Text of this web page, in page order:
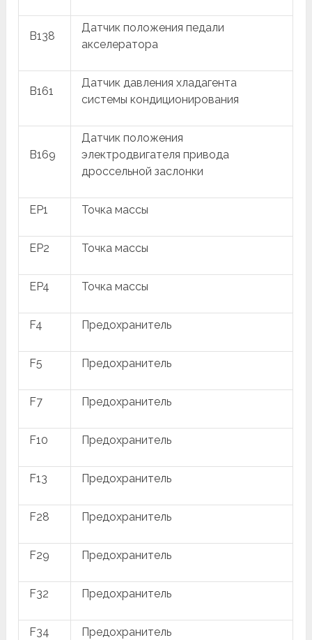
B138
Датчик положения педали
акселератора
B161
Датчик давления хладагента
системы кондиционирования
B169
Датчик положения
электродвигателя привода
дроссельной заслонки
EP1 Точка массы
EP2 Точка массы
EP4 Точка массы
F4 Предохранитель
F5 Предохранитель
F7 Предохранитель
F10 Предохранитель
F13 Предохранитель
F28 Предохранитель
F29 Предохранитель
F32 Предохранитель
F34 Предохранитель